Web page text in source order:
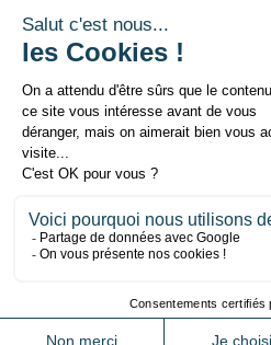
Contact
Mentions légales
Réalisation: Définima